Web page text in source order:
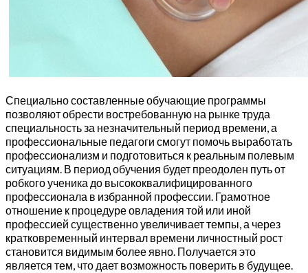
Специально составленные обучающие программы
позволяют обрести востребованную на рынке труда
специальность за незначительный период времени, а
профессиональные педагоги смогут помочь выработать
профессионализм и подготовиться к реальным полевым
ситуациям. В период обучения будет преодолен путь от
робкого ученика до высококвалифицированного
профессионала в избранной профессии. Грамотное
отношение к процедуре овладения той или иной
профессией существенно увеличивает темпы, а через
кратковременный интервал времени личностный рост
становится видимым более явно. Получается это
является тем, что дает возможность поверить в будущее.